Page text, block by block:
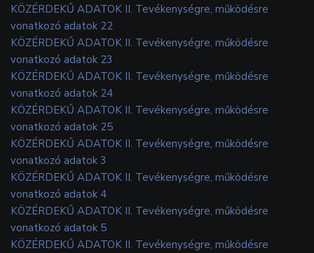
KÖZÉRDEKŰ ADATOK II. Tevékenységre, működésre
vonatkozó adatok 22
KÖZÉRDEKŰ ADATOK II. Tevékenységre, működésre
vonatkozó adatok 23
KÖZÉRDEKŰ ADATOK II. Tevékenységre, működésre
vonatkozó adatok 24
KÖZÉRDEKŰ ADATOK II. Tevékenységre, működésre
vonatkozó adatok 25
KÖZÉRDEKŰ ADATOK II. Tevékenységre, működésre
vonatkozó adatok 3
KÖZÉRDEKŰ ADATOK II. Tevékenységre, működésre
vonatkozó adatok 4
KÖZÉRDEKŰ ADATOK II. Tevékenységre, működésre
vonatkozó adatok 5
KÖZÉRDEKŰ ADATOK II. Tevékenységre, működésre